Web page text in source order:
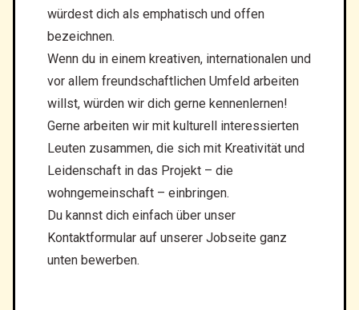
würdest dich als emphatisch und offen
bezeichnen.
Wenn du in einem kreativen, internationalen und
vor allem freundschaftlichen Umfeld arbeiten
willst, würden wir dich gerne kennenlernen!
Gerne arbeiten wir mit kulturell interessierten
Leuten zusammen, die sich mit Kreativität und
Leidenschaft in das Projekt – die
wohngemeinschaft – einbringen.
Du kannst dich einfach über unser
Kontaktformular auf unserer Jobseite ganz
unten bewerben.